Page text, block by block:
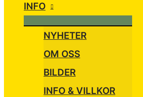
INFO
NYHETER
OM OSS
BILDER
INFO & VILLKOR